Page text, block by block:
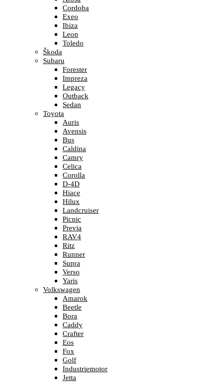
Cordoba
Exeo
Ibiza
Leon
Toledo
Škoda
Subaru
Forester
Impreza
Legacy
Outback
Sedan
Toyota
Auris
Avensis
Bus
Caldina
Camry
Celica
Corolla
D-4D
Hiace
Hilux
Landcruiser
Picnic
Previa
RAV4
Ritz
Runner
Supra
Verso
Yaris
Volkswagen
Amarok
Beetle
Bora
Caddy
Crafter
Eos
Fox
Golf
Industriemotor
Jetta